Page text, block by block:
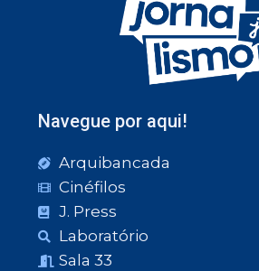
Navegue por aqui!
Arquibancada
Cinéfilos
J. Press
Laboratório
Sala 33